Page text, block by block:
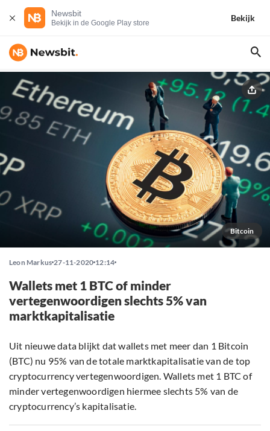
Newsbit
Bekijk in de Google Play store
Bekijk
Bitcoin
Leon Markus 27-11-2020 12:14
Wallets met 1 BTC of minder
vertegenwoordigen slechts 5% van
marktkapitalisatie
Uit nieuwe data blijkt dat wallets met meer dan 1 Bitcoin
(BTC) nu 95% van de totale marktkapitalisatie van de top
cryptocurrency vertegenwoordigen. Wallets met 1 BTC of
minder vertegenwoordigen hiermee slechts 5% van de
cryptocurrency’s kapitalisatie.